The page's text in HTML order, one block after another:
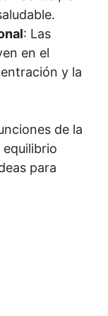
: Las
en el
y la
de la
para